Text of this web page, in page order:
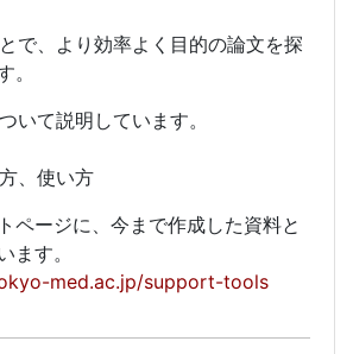
で、より効率よく目的の論文を探
。
いて説明しています。
、使い方
ページに、今まで作成した資料と
ます。
med.ac.jp/support-tools